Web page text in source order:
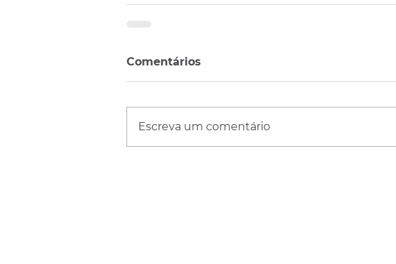
Comentários
Escreva um comentário